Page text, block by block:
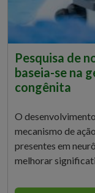
Pesquisa de
baseia-se na
congênita
O
mecanismo de
presentes em
melhorar